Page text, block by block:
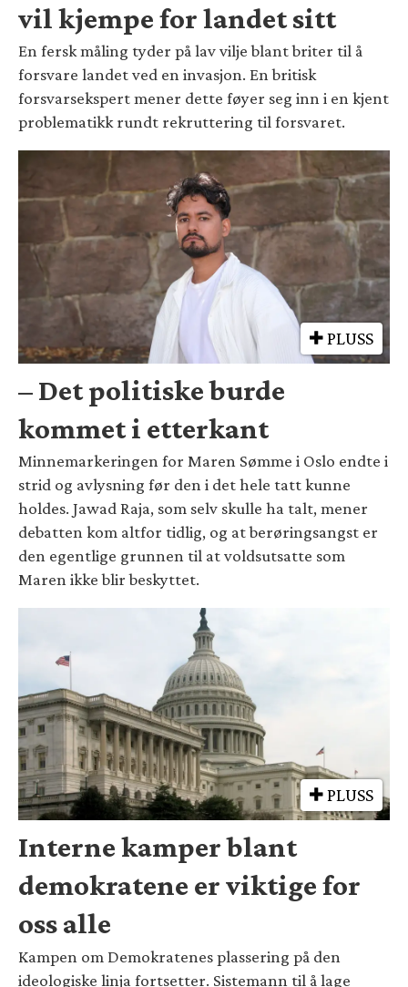
vil kjempe for landet sitt
En fersk måling tyder på lav vilje blant briter til å
forsvare landet ved en invasjon. En britisk
forsvarsekspert mener dette føyer seg inn i en kjent
problematikk rundt rekruttering til forsvaret.
PLUSS
– Det politiske burde
kommet i etterkant
Minnemarkeringen for Maren Sømme i Oslo endte i
strid og avlysning før den i det hele tatt kunne
holdes. Jawad Raja, som selv skulle ha talt, mener
debatten kom altfor tidlig, og at berøringsangst er
den egentlige grunnen til at voldsutsatte som
Maren ikke blir beskyttet.
PLUSS
Interne kamper blant
demokratene er viktige for
oss alle
Kampen om Demokratenes plassering på den
ideologiske linja fortsetter. Sistemann til å lage